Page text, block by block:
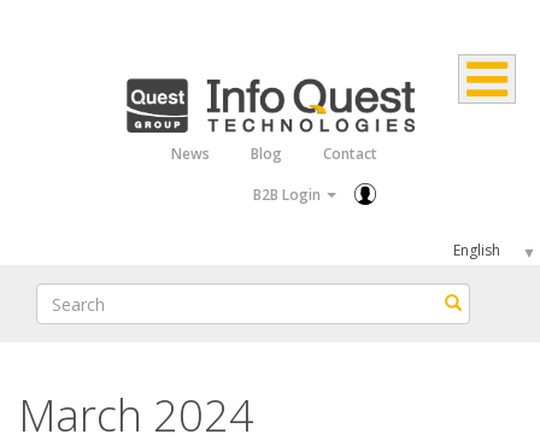
News Blog
Contact
B2B Login
Select
your
language
Search Search
March 2024